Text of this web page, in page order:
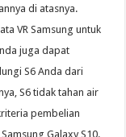
di atasnya.
VR Samsung untuk
juga dapat
S6 Anda dari
S6 tidak tahan air
pembelian
Galaxy S10.